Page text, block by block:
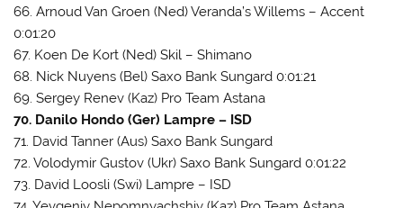
66. Arnoud Van Groen (Ned) Veranda’s Willems – Accent
0:01:20
67. Koen De Kort (Ned) Skil – Shimano
68. Nick Nuyens (Bel) Saxo Bank Sungard 0:01:21
69. Sergey Renev (Kaz) Pro Team Astana
70. Danilo Hondo (Ger) Lampre – ISD
71. David Tanner (Aus) Saxo Bank Sungard
72. Volodymir Gustov (Ukr) Saxo Bank Sungard 0:01:22
73. David Loosli (Swi) Lampre – ISD